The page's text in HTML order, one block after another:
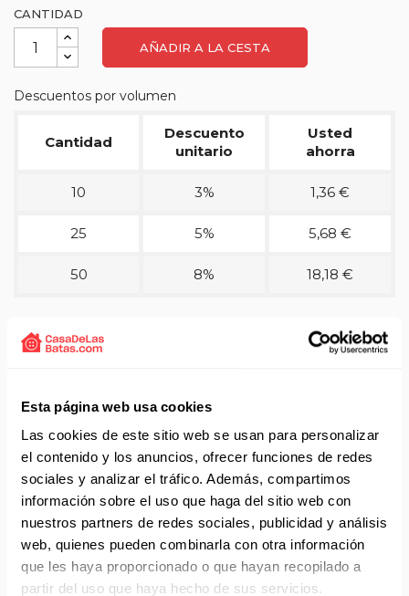
Esta página web usa cookies
Las cookies de este sitio web se usan para personalizar
el contenido y los anuncios, ofrecer funciones de redes
sociales y analizar el tráfico. Además, compartimos
información sobre el uso que haga del sitio web con
nuestros partners de redes sociales, publicidad y análisis
web, quienes pueden combinarla con otra información
que les haya proporcionado o que hayan recopilado a
partir del uso que haya hecho de sus servicios.
CANTIDAD
AÑADIR A LA CESTA
Descuentos por volumen
Cantidad
Descuento
unitario
Usted
ahorra
10 3% 1,36 €
25 5% 5,68 €
50 8% 18,18 €
PERSONALIZACIONES
Detalles técnicos del producto
Gorro polar de alta visibilidad en color amarillo flúor de la
marca Rossini.
Referencia H089-08.
Gorro de doble capa con doblado.
Composición 100% acrílico de doble capa.